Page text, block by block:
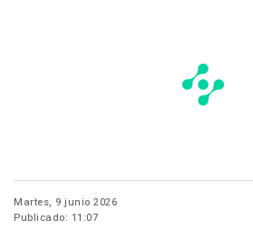
Martes, 9 junio 2026
Publicado: 11:07